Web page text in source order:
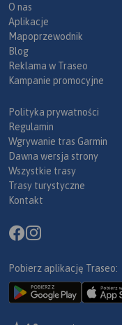
O nas
Aplikacje
Mapoprzewodnik
Blog
Reklama w Traseo
Kampanie promocyjne
Polityka prywatności
Regulamin
Wgrywanie tras Garmin
Dawna wersja strony
Wszystkie trasy
Trasy turystyczne
Kontakt
Pobierz aplikację Traseo: